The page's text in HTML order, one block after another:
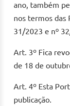
ano, também
nos termos das
31/2023 e nº
Art. 3º Fica
de 18 de
Art. 4º Esta
publicação.